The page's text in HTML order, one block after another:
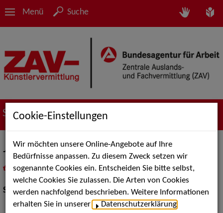
Menü Suche
Suche nach Künstler*innen
Joumana
als PDF speichern
inMeine Merklistelegen
Show Acts:Tanz
Cookie-Einstellungen
Wir möchten unsere Online-Angebote auf Ihre
Bedürfnisse anpassen. Zu diesem Zweck setzen wir
sogenannte Cookies ein. Entscheiden Sie bitte selbst,
welche Cookies Sie zulassen. Die Arten von Cookies
werden nachfolgend beschrieben. Weitere Informationen
erhalten Sie in unserer
Datenschutzerklärung